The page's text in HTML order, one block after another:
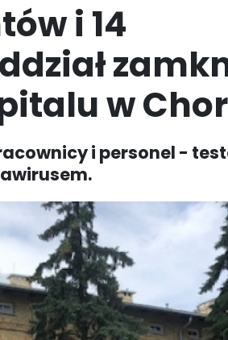
i 14
w
i personel -